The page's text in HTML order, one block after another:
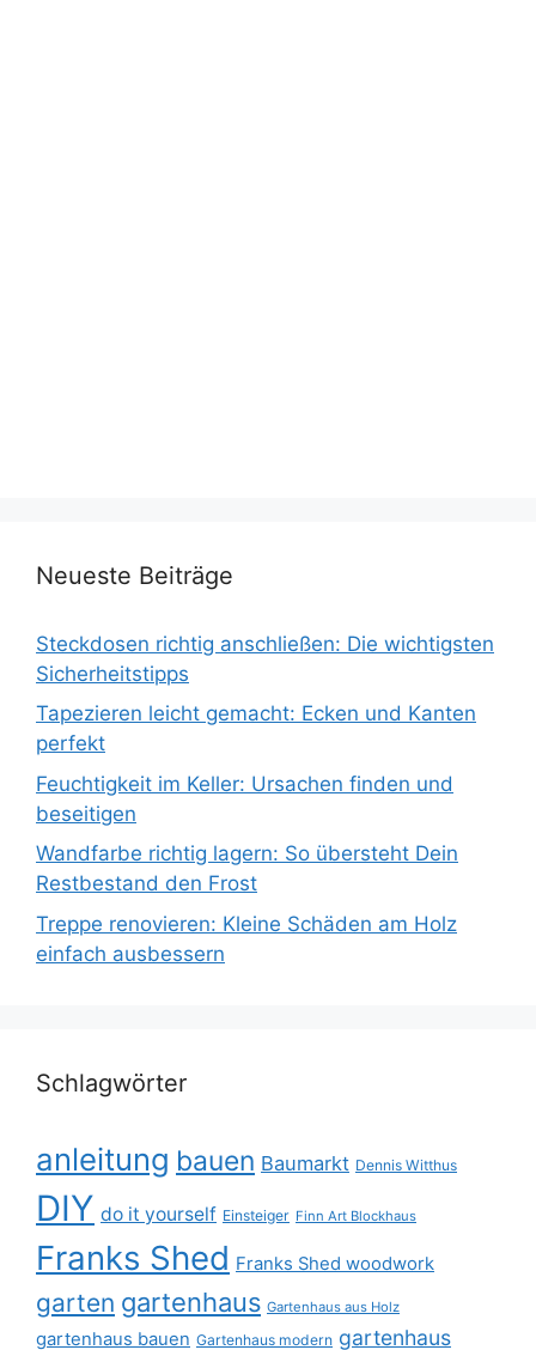
Neueste Beiträge
Steckdosen richtig anschließen: Die wichtigsten
Sicherheitstipps
Tapezieren leicht gemacht: Ecken und Kanten
perfekt
Feuchtigkeit im Keller: Ursachen finden und
beseitigen
Wandfarbe richtig lagern: So übersteht Dein
Restbestand den Frost
Treppe renovieren: Kleine Schäden am Holz
einfach ausbessern
Schlagwörter
anleitung bauen Baumarkt Dennis Witthus
DIY do it yourself Einsteiger Finn Art Blockhaus
Franks Shed Franks Shed woodwork
garten gartenhaus Gartenhaus aus Holz
gartenhaus bauen Gartenhaus modern gartenhaus